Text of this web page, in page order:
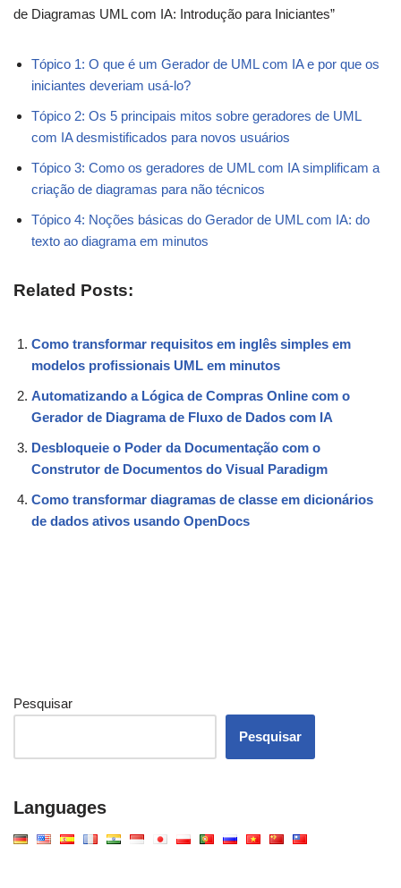
de Diagramas UML com IA: Introdução para Iniciantes”
Tópico 1: O que é um Gerador de UML com IA e por que os
iniciantes deveriam usá-lo?
Tópico 2: Os 5 principais mitos sobre geradores de UML
com IA desmistificados para novos usuários
Tópico 3: Como os geradores de UML com IA simplificam a
criação de diagramas para não técnicos
Tópico 4: Noções básicas do Gerador de UML com IA: do
texto ao diagrama em minutos
Related Posts:
Como transformar requisitos em inglês simples em
modelos profissionais UML em minutos
Automatizando a Lógica de Compras Online com o
Gerador de Diagrama de Fluxo de Dados com IA
Desbloqueie o Poder da Documentação com o
Construtor de Documentos do Visual Paradigm
Como transformar diagramas de classe em dicionários
de dados ativos usando OpenDocs
Pesquisar
Pesquisar
Languages